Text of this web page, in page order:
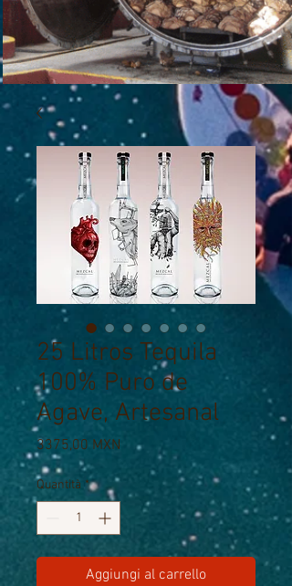
25 Litros Tequila
100% Puro de
Agave, Artesanal
3375,00 MXN Prezzo
Quantità *
Aggiungi al carrello